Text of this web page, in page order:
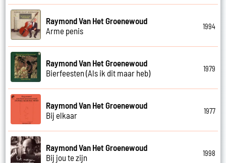
Raymond Van Het Groenewoud
Arme penis
1994
Raymond Van Het Groenewoud
Bierfeesten (Als ik dit maar heb)
1979
Raymond Van Het Groenewoud
Bij elkaar
1977
Raymond Van Het Groenewoud
Bij jou te zijn
1998